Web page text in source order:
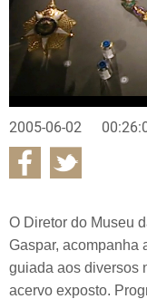
2005-06-02
O Diretor do Museu
Gaspar, acompanha
guiada aos diversos
acervo exposto.